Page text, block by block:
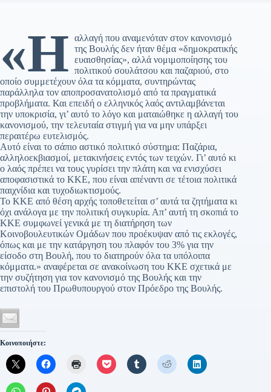
«Η αλλαγή που αναμενόταν στον κανονισμό
της Βουλής δεν ήταν θέμα «δημοκρατικής
ευαισθησίας», αλλά νομιμοποίησης του
πολιτικού σουλάτσου και παζαριού, στο
οποίο συμμετέχουν όλα τα κόμματα, συντηρώντας
παράλληλα τον αποπροσανατολισμό από τα πραγματικά
προβλήματα. Και επειδή ο ελληνικός λαός αντιλαμβάνεται
την υποκρισία, γι’ αυτό το λόγο και ματαιώθηκε η αλλαγή του
κανονισμού, την τελευταία στιγμή για να μην υπάρξει
περαιτέρω ευτελισμός.
Αυτό είναι το σάπιο αστικό πολιτικό σύστημα: Παζάρια,
αλληλοεκβιασμοί, μετακινήσεις εντός των τειχών. Γι’ αυτό κι
ο λαός πρέπει να τους γυρίσει την πλάτη και να ενισχύσει
αποφασιστικά το ΚΚΕ, που είναι απέναντι σε τέτοια πολιτικά
παιχνίδια και τυχοδιωκτισμούς.
Το ΚΚΕ από θέση αρχής τοποθετείται σ’ αυτά τα ζητήματα κι
όχι ανάλογα με την πολιτική συγκυρία. Απ’ αυτή τη σκοπιά το
ΚΚΕ συμφωνεί γενικά με τη διατήρηση των
Κοινοβουλευτικών Ομάδων που προέκυψαν από τις εκλογές,
όπως και με την κατάργηση του πλαφόν του 3% για την
είσοδο στη Βουλή, που το διατηρούν όλα τα υπόλοιπα
κόμματα.» αναφέρεται σε ανακοίνωση του ΚΚΕ σχετικά με
την συζήτηση για τον κανονισμό της Βουλής και την
επιστολή του Πρωθυπουργού στον Πρόεδρο της Βουλής.
Κοινοποιήστε: